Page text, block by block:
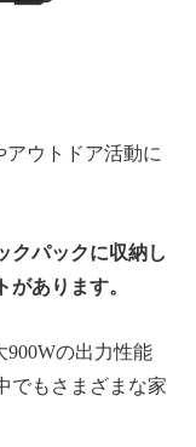
アウトドア活動に
クパックに収納し
あります。
900Wの出力性能
でもさまざまな家